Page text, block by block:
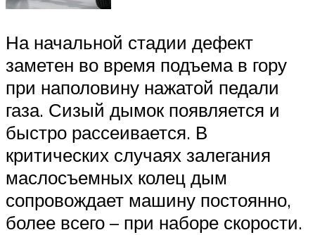
На начальной стадии дефект
заметен во время подъема в гору
при наполовину нажатой педали
газа. Сизый дымок появляется и
быстро рассеивается. В
критических случаях залегания
маслосъемных колец дым
сопровождает машину постоянно,
более всего – при наборе скорости.